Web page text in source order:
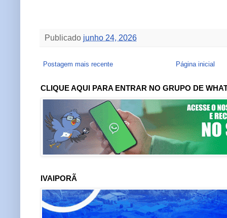
Publicado junho 24, 2026
Postagem mais recente Página inicial
CLIQUE AQUI PARA ENTRAR NO GRUPO DE
IVAIPORÃ